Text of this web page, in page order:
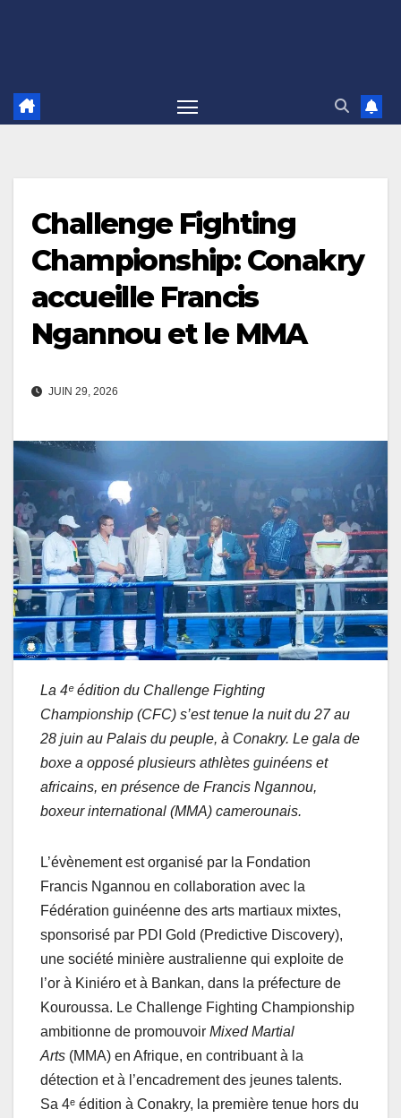
Challenge Fighting
Championship: Conakry
accueille Francis
Ngannou et le MMA
JUIN 29, 2026
La 4ᵉ édition du Challenge Fighting
Championship (CFC) s’est tenue la nuit du 27 au
28 juin au Palais du peuple, à Conakry. Le gala de
boxe a opposé plusieurs athlètes guinéens et
africains, en présence de Francis Ngannou,
boxeur international (MMA) camerounais.
L’évènement est organisé par la Fondation
Francis Ngannou en collaboration avec la
Fédération guinéenne des arts martiaux mixtes,
sponsorisé par PDI Gold (Predictive Discovery),
une société minière australienne qui exploite de
l’or à Kiniéro et à Bankan, dans la préfecture de
Kouroussa. Le Challenge Fighting Championship
ambitionne de promouvoir Mixed Martial
Arts (MMA) en Afrique, en contribuant à la
détection et à l’encadrement des jeunes talents.
Sa 4ᵉ édition à Conakry, la première tenue hors du